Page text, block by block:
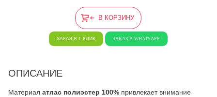
В КОРЗИНУ
ЗАКАЗ В 1 КЛИК ЗАКАЗ В WHATSAPP
ОПИСАНИЕ
Материал атлас полиэстер 100%привлекает внимание